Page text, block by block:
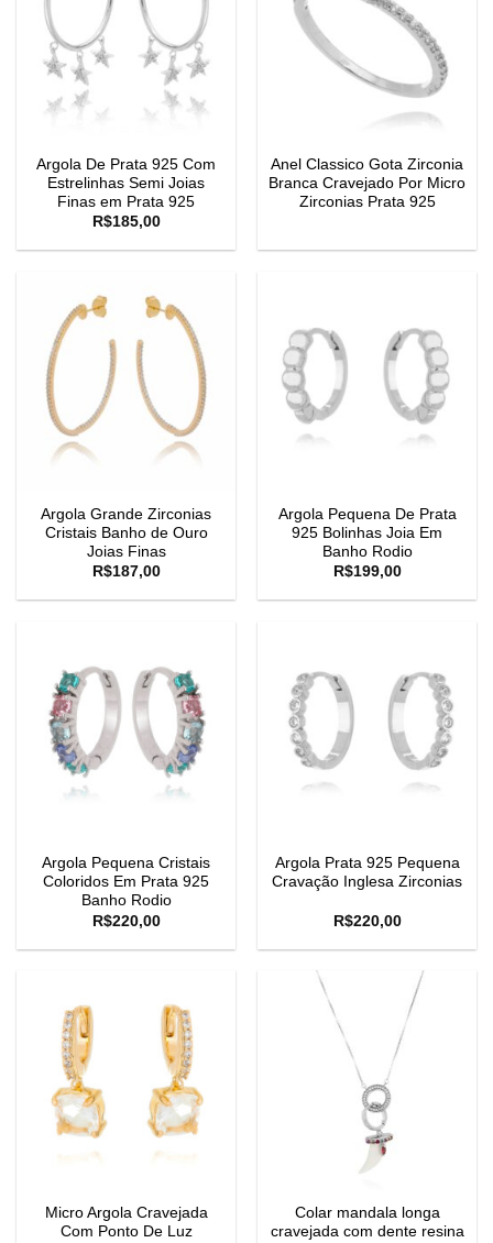
Argola De Prata 925 Com
Estrelinhas Semi Joias
Finas em Prata 925
R$185,00
Anel Classico Gota Zirconia
Branca Cravejado Por Micro
Zirconias Prata 925
Argola Grande Zirconias
Cristais Banho de Ouro
Joias Finas
R$187,00
Argola Pequena De Prata
925 Bolinhas Joia Em
Banho Rodio
R$199,00
Argola Pequena Cristais
Coloridos Em Prata 925
Banho Rodio
R$220,00
Argola Prata 925 Pequena
Cravação Inglesa Zirconias
R$220,00
Micro Argola Cravejada
Com Ponto De Luz
Colar mandala longa
cravejada com dente resina